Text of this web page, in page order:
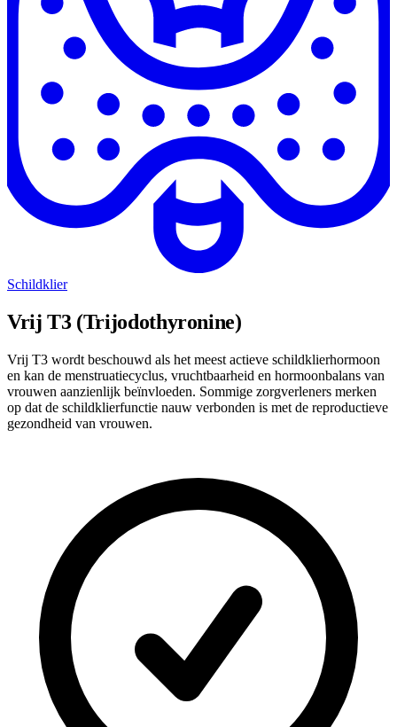
Schildklier
Vrij T3 (Trijodothyronine)
Vrij T3 wordt beschouwd als het meest actieve schildklierhormoon
en kan de menstruatiecyclus, vruchtbaarheid en hormoonbalans van
vrouwen aanzienlijk beïnvloeden. Sommige zorgverleners merken
op dat de schildklierfunctie nauw verbonden is met de reproductieve
gezondheid van vrouwen.